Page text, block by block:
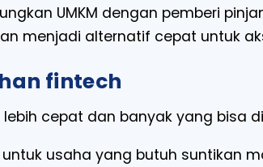
UMKM dengan pemberi
menjadi alternatif cepat untuk
fintech
lebih cepat dan banyak yang bisa
untuk usaha yang butuh suntikan